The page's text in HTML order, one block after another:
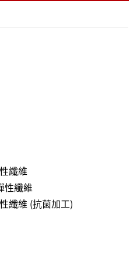
纖維
性纖維
纖維 (抗菌加工)